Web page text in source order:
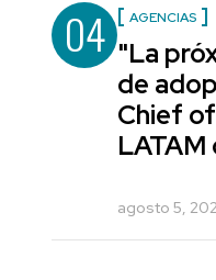
04 AGENCIAS
"La
de
Chief
LATAM
agosto 5,